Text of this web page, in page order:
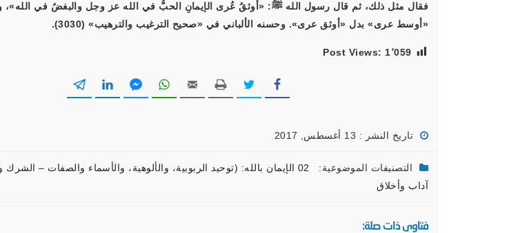
فقال مثل ذلك، ثم قال رسول الله ﷺ: «أوثقُ عُرى الإيمانِ الحبُّ في الله عز وجل والبغضُ في الله»،
«أوسط عرى» بدل «أوثق عرى». وحسنه الألباني في «صحيح الترغيب والترهيب» (3030).
Post Views: 1٬059
تاريخ النشر : 13 أغسطس, 2017
التصنيفات الموضوعية: 02 الإيمان بالله: (توحيد الربوبية، والألوهية، والأسماء والصفات – الشرك وأقسامه).
آداب وأخلاق
فتاوى ذات صلة: